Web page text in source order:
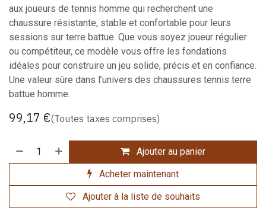
aux joueurs de tennis homme qui recherchent une
chaussure résistante, stable et confortable pour leurs
sessions sur terre battue. Que vous soyez joueur régulier
ou compétiteur, ce modèle vous offre les fondations
idéales pour construire un jeu solide, précis et en confiance.
Une valeur sûre dans l’univers des chaussures tennis terre
battue homme.
99,17 €(Toutes taxes comprises)
Ajouter au panier
Acheter maintenant
Ajouter à la liste de souhaits